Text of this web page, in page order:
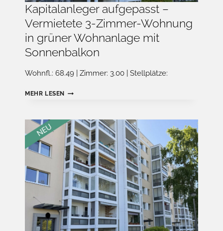
Kapitalanleger aufgepasst –
Vermietete 3-Zimmer-Wohnung
in grüner Wohnanlage mit
Sonnenbalkon
Wohnfl.: 68.49 | Zimmer: 3.00 | Stellplätze:
MEHR LESEN
KAPITALANLEGER
VERMIETETE
3-
ZIMMER-
WOHNUNG
IN
GRÜNER
WOHNANLAGE
MIT
SONNENBALKON